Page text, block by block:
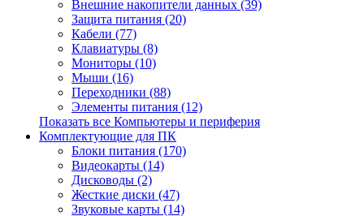
Внешние накопители данных (39)
Защита питания (20)
Кабели (77)
Клавиатуры (8)
Мониторы (10)
Мыши (16)
Переходники (88)
Элементы питания (12)
Показать все Компьютеры и периферия
Комплектующие для ПК
Блоки питания (170)
Видеокарты (14)
Дисководы (2)
Жесткие диски (47)
Звуковые карты (14)